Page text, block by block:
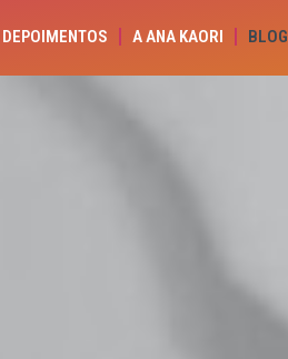
DEPOIMENTOS A ANA KAORI BLOG